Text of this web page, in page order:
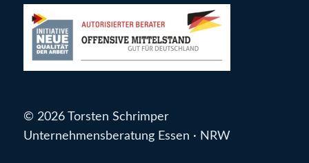
© 2026 Torsten Schrimper
Unternehmensberatung Essen · NRW